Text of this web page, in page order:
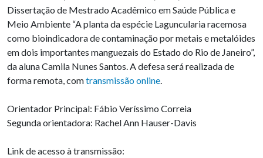
Dissertação de Mestrado Acadêmico em Saúde Pública e
Meio Ambiente “A planta da espécie Laguncularia racemosa
como bioindicadora de contaminação por metais e metalóides
em dois importantes manguezais do Estado do Rio de Janeiro”,
da aluna Camila Nunes Santos. A defesa será realizada de
forma remota, comtransmissão online
Orientador Principal: Fábio Veríssimo Correia
Segunda orientadora: Rachel Ann Hauser-Davis
Link de acesso à transmissão: